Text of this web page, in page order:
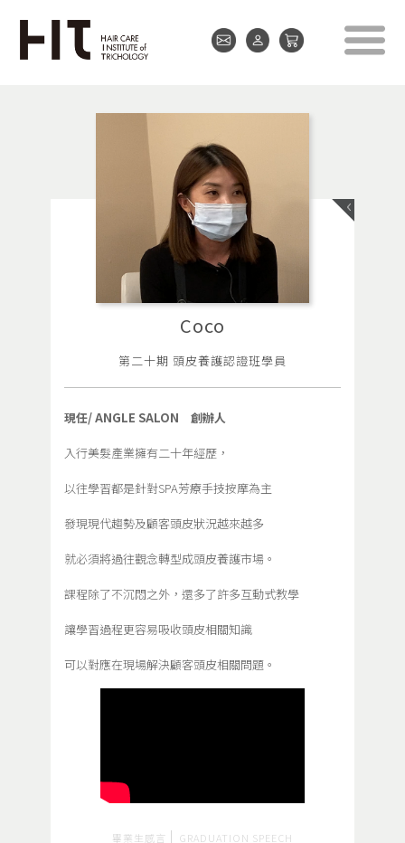
Coco
第二十期 頭皮養護認證班學員
現任/ ANGLE SALON 創辦人
入行美髮產業擁有二十年經歷，
以往學習都是針對SPA芳療手技按摩為主
發現現代趨勢及顧客頭皮狀況越來越多
就必須將過往觀念轉型成頭皮養護市場。
課程除了不沉悶之外，還多了許多互動式教學
讓學習過程更容易吸收頭皮相關知識
可以對應在現場解決顧客頭皮相關問題。
畢業生感言 GRADUATION SPEECH